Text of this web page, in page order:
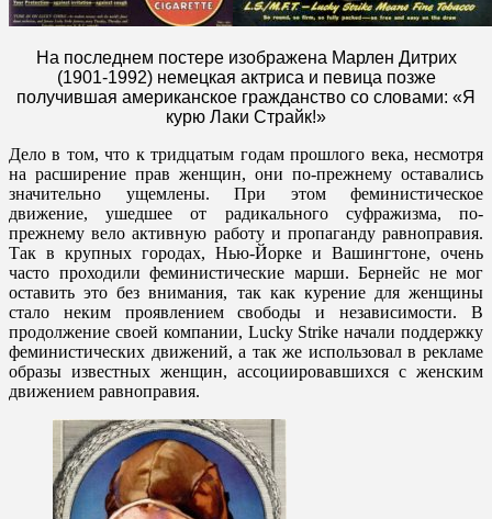
На последнем постере изображена Марлен Дитрих
(1901-1992) немецкая актриса и певица позже
получившая американское гражданство со словами: «Я
курю Лаки Страйк!»
Дело в том, что к тридцатым годам прошлого века, несмотря
на расширение прав женщин, они по-прежнему оставались
значительно ущемлены. При этом феминистическое
движение, ушедшее от радикального суфражизма, по-
прежнему вело активную работу и пропаганду равноправия.
Так в крупных городах, Нью-Йорке и Вашингтоне, очень
часто проходили феминистические марши. Бернейс не мог
оставить это без внимания, так как курение для женщины
стало неким проявлением свободы и независимости. В
продолжение своей компании, Lucky Strike начали поддержку
феминистических движений, а так же использовал в рекламе
образы известных женщин, ассоциировавшихся с женским
движением равноправия.